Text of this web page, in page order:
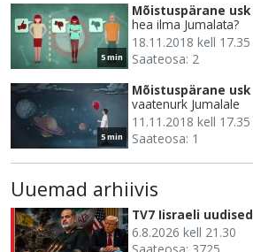
5 min
Mõistuspärane usk
hea ilma Jumalata?
18.11.2018 kell 17.35
Saateosa: 2
5 min
Mõistuspärane usk
vaatenurk Jumalale
11.11.2018 kell 17.35
Saateosa: 1
Uuemad arhiivis
TV7 Iisraeli uudised
6.8.2026 kell 21.30